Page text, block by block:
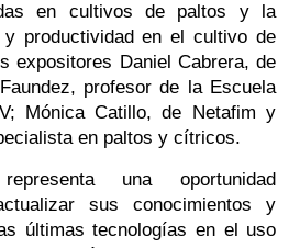
en cultivos de paltos y la
y productividad en el cultivo de
expositores Daniel Cabrera, de
profesor de la Escuela
Mónica Catillo, de Netafim y
en paltos y cítricos.
una oportunidad
sus conocimientos y
últimas tecnologías en el uso